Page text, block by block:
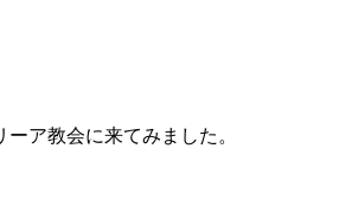
ア教会に来てみました。